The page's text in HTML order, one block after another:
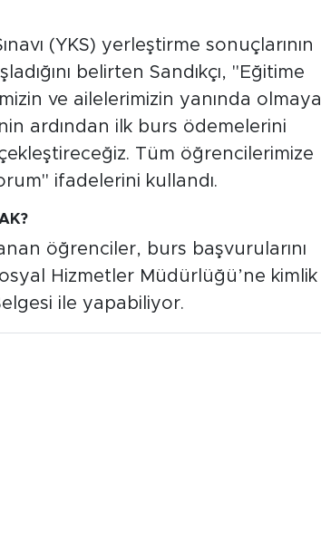
(YKS) yerleştirme sonuçlarının
belirten Sandıkçı, "Eğitime
ve ailelerimizin yanında olmaya
ardından ilk burs ödemelerini
Tüm öğrencilerimize
ifadelerini kullandı.
öğrenciler, burs başvurularını
Hizmetler Müdürlüğü’ne kimlik
ile yapabiliyor.